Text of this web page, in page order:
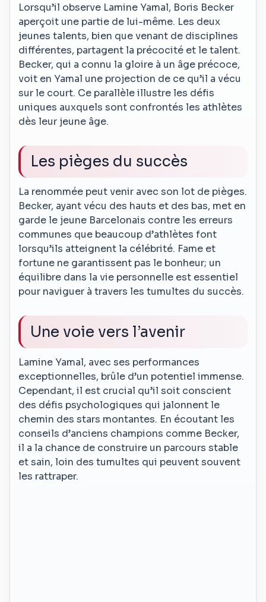
Lorsqu’il observe Lamine Yamal, Boris Becker
aperçoit une partie de lui-même. Les deux
jeunes talents, bien que venant de disciplines
différentes, partagent la précocité et le talent.
Becker, qui a connu la gloire à un âge précoce,
voit en Yamal une projection de ce qu’il a vécu
sur le court. Ce parallèle illustre les défis
uniques auxquels sont confrontés les athlètes
dès leur jeune âge.
Les pièges du succès
La renommée peut venir avec son lot de pièges.
Becker, ayant vécu des hauts et des bas, met en
garde le jeune Barcelonais contre les erreurs
communes que beaucoup d’athlètes font
lorsqu’ils atteignent la célébrité. Fame et
fortune ne garantissent pas le bonheur; un
équilibre dans la vie personnelle est essentiel
pour naviguer à travers les tumultes du succès.
Une voie vers l’avenir
Lamine Yamal, avec ses performances
exceptionnelles, brûle d’un potentiel immense.
Cependant, il est crucial qu’il soit conscient
des défis psychologiques qui jalonnent le
chemin des stars montantes. En écoutant les
conseils d’anciens champions comme Becker,
il a la chance de construire un parcours stable
et sain, loin des tumultes qui peuvent souvent
les rattraper.